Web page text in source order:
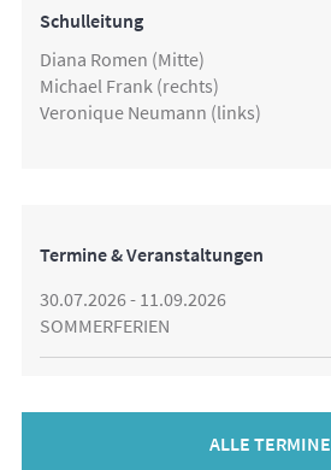
Schulleitung
Diana Romen (Mitte)
Michael Frank (rechts)
Veronique Neumann (links)
Termine & Veranstaltungen
30.07.2026 - 11.09.2026
SOMMERFERIEN
ALLE TERMINE